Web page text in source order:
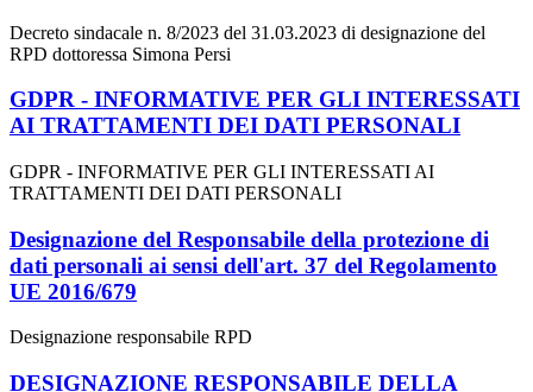
Decreto sindacale n. 8/2023 del 31.03.2023 di designazione del
RPD dottoressa Simona Persi
GDPR - INFORMATIVE PER GLI INTERESSATI
AI TRATTAMENTI DEI DATI PERSONALI
GDPR - INFORMATIVE PER GLI INTERESSATI AI
TRATTAMENTI DEI DATI PERSONALI
Designazione del Responsabile della protezione di
dati personali ai sensi dell'art. 37 del Regolamento
UE 2016/679
Designazione responsabile RPD
DESIGNAZIONE RESPONSABILE DELLA